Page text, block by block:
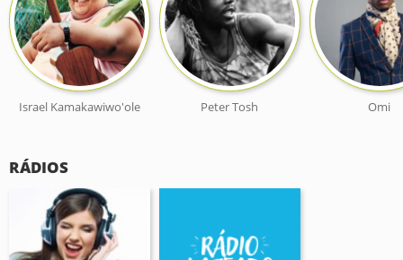
Israel Kamakawiwo'ole Peter Tosh Omi
RÁDIOS